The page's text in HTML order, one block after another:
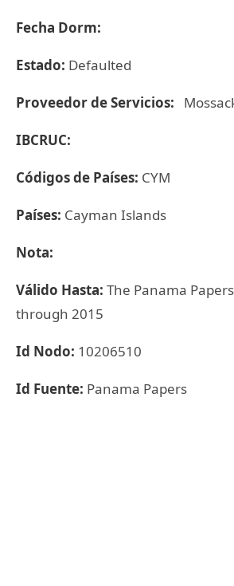
Fecha Dorm:
Estado: Defaulted
Proveedor de Servicios:
IBCRUC:
Códigos de Países: CYM
Países: Cayman Islands
Nota:
Válido Hasta: The Panama
through 2015
Id Nodo: 10206510
Id Fuente: Panama Papers